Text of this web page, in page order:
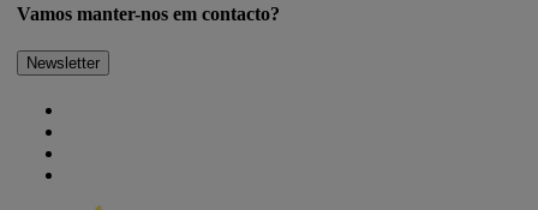
Vamos manter-nos em contacto?
Newsletter